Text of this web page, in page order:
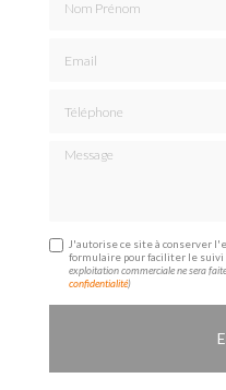
Message
J'autorise ce site à conserver
formulaire pour faciliter le
exploitation commerciale ne sera
confidentialité)